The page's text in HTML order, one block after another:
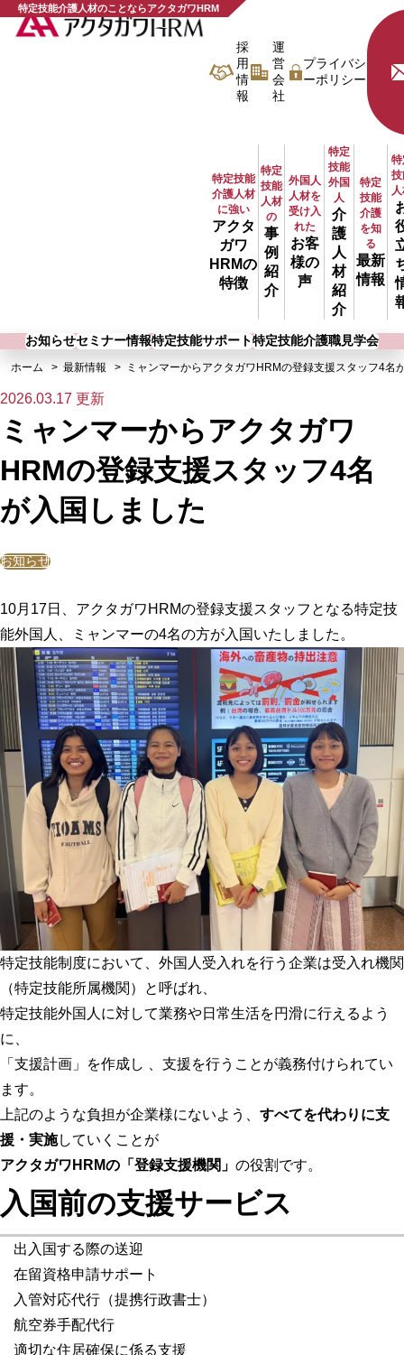
特定技能介護人材のことならアクタガワHRM
採
用
情
報
運
営
会
社
プライバシ
ーポリシー
特定技能
介護人材
に強い
アクタ
ガワ
HRMの
特徴
特定
技能
人材
の
事
例
紹
介
外国人
人材を
受け入
れた
お客
様の
声
特定
技能
外国
人
介
護
人
材
紹
介
特定
技能
介護
を知
る
最新
情報
特
技
お知らせセミナー情報特定技能サポート特定技能介護職見学会
ホーム 最新情報 ミャンマーからアクタガワHRMの登録支援スタッフ4名
2026.03.17 更新
ミャンマーからアクタガワ
HRMの登録支援スタッフ4名
が入国しました
お知らせ
10月17日、アクタガワHRMの登録支援スタッフとなる特定技
能外国人、ミャンマーの4名の方が入国いたしました。
特定技能制度において、外国人受入れを行う企業は受入れ機関
（特定技能所属機関）と呼ばれ、
特定技能外国人に対して業務や日常生活を円滑に行えるよう
に、
「支援計画」を作成し 、支援を行うことが義務付けられてい
ます。
上記のような負担が企業様にないよう、 すべてを代わりに支
援・実施していくことが
アクタガワHRMの「登録支援機関」 の役割です。
入国前の支援サービス
出入国する際の送迎
在留資格申請サポート
入管対応代行（提携行政書士）
航空券手配代行
適切な住居確保に係る支援